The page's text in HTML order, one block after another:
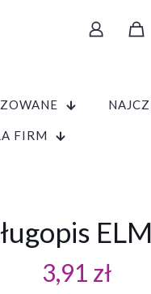
FIRM
3,91 zł